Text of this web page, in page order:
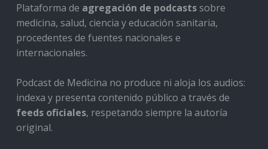
Plataforma de agregación de podcastssobre
medicina, salud, ciencia y educación sanitaria,
procedentes de fuentes nacionales e
internacionales.
Podcast de Medicina no produce ni aloja los audios:
indexa y presenta contenido público a través de
feeds oficiales, respetando siempre la autoría
original.